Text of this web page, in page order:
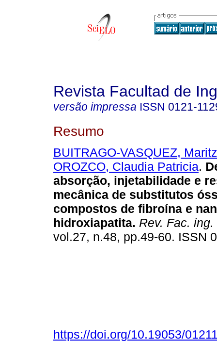
Revista Facultad de
versão impressa ISSN 0121-
Resumo
BUITRAGO-VASQUEZ,
OROZCO, Claudia Patricia.
absorção, injetabilidade e
mecânica de substitutos
compostos de fibroína e
hidroxiapatita. Rev. Fac. ing.
vol.27, n.48, pp.49-60. ISSN
https://doi.org/10.19053/